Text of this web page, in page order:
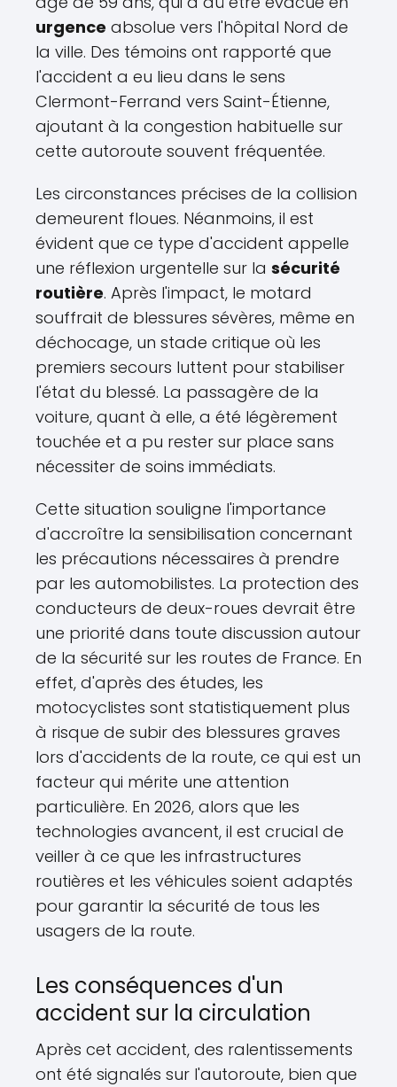
urgence absolue vers l'hôpital Nord de
la ville. Des témoins ont rapporté que
l'accident a eu lieu dans le sens
Clermont-Ferrand vers Saint-Étienne,
ajoutant à la congestion habituelle sur
cette autoroute souvent fréquentée.
Les circonstances précises de la collision
demeurent floues. Néanmoins, il est
évident que ce type d'accident appelle
une réflexion urgentelle sur la sécurité
routière. Après l'impact, le motard
souffrait de blessures sévères, même en
déchocage, un stade critique où les
premiers secours luttent pour stabiliser
l'état du blessé. La passagère de la
voiture, quant à elle, a été légèrement
touchée et a pu rester sur place sans
nécessiter de soins immédiats.
Cette situation souligne l'importance
d'accroître la sensibilisation concernant
les précautions nécessaires à prendre
par les automobilistes. La protection des
conducteurs de deux-roues devrait être
une priorité dans toute discussion autour
de la sécurité sur les routes de France. En
effet, d'après des études, les
motocyclistes sont statistiquement plus
à risque de subir des blessures graves
lors d'accidents de la route, ce qui est un
facteur qui mérite une attention
particulière. En 2026, alors que les
technologies avancent, il est crucial de
veiller à ce que les infrastructures
routières et les véhicules soient adaptés
pour garantir la sécurité de tous les
usagers de la route.
Les conséquences d'un
accident sur la circulation
Après cet accident, des ralentissements
ont été signalés sur l'autoroute, bien que